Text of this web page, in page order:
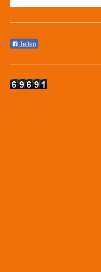
Teilen